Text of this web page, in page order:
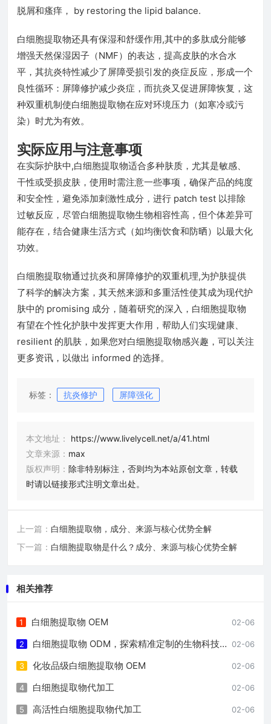
脱屑和瘙痒， by restoring the lipid balance.
白细胞提取物还具有保湿和舒缓作用,其中的多肽成分能够
增强天然保湿因子（NMF）的表达，提高皮肤的水合水
平，其抗炎特性减少了屏障受损引发的炎症反应，形成一个
良性循环：屏障修护减少炎症，而抗炎又促进屏障恢复，这
种双重机制使白细胞提取物在应对环境压力（如寒冷或污
染）时尤为有效。
实际应用与注意事项
在实际护肤中,白细胞提取物适合多种肤质，尤其是敏感、
干性或受损皮肤，使用时需注意一些事项，确保产品的纯度
和安全性，避免添加刺激性成分，进行 patch test 以排除
过敏反应，尽管白细胞提取物生物相容性高，但个体差异可
能存在，结合健康生活方式（如均衡饮食和防晒）以最大化
功效。
白细胞提取物通过抗炎和屏障修护的双重机理,为护肤提供
了科学的解决方案，其天然来源和多重活性使其成为现代护
肤中的 promising 成分，随着研究的深入，白细胞提取物
有望在个性化护肤中发挥更大作用，帮助人们实现健康、
resilient 的肌肤，如果您对白细胞提取物感兴趣，可以关注
更多资讯，以做出 informed 的选择。
标签： 抗炎修护 屏障强化
本文地址：
https://www.livelycell.net/a/41.html
文章来源： max
版权声明： 除非特别标注，否则均为本站原创文章，转载
时请以链接形式注明文章出处。
上一篇： 白细胞提取物，成分、来源与核心优势全解
下一篇： 白细胞提取物是什么？成分、来源与核心优势全解
相关推荐
02-06
1 白细胞提取物 OEM
02-06
2 白细胞提取物 ODM，探索精准定制的生物科技之路
02-06
3 化妆品级白细胞提取物 OEM
02-06
4 白细胞提取物代加工
02-06
5 高活性白细胞提取物代加工